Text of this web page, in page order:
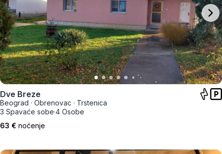
Dve Breze
Beograd · Obrenovac · Trstenica
3 Spavaće sobe·4 Osobe
63 € noćenje